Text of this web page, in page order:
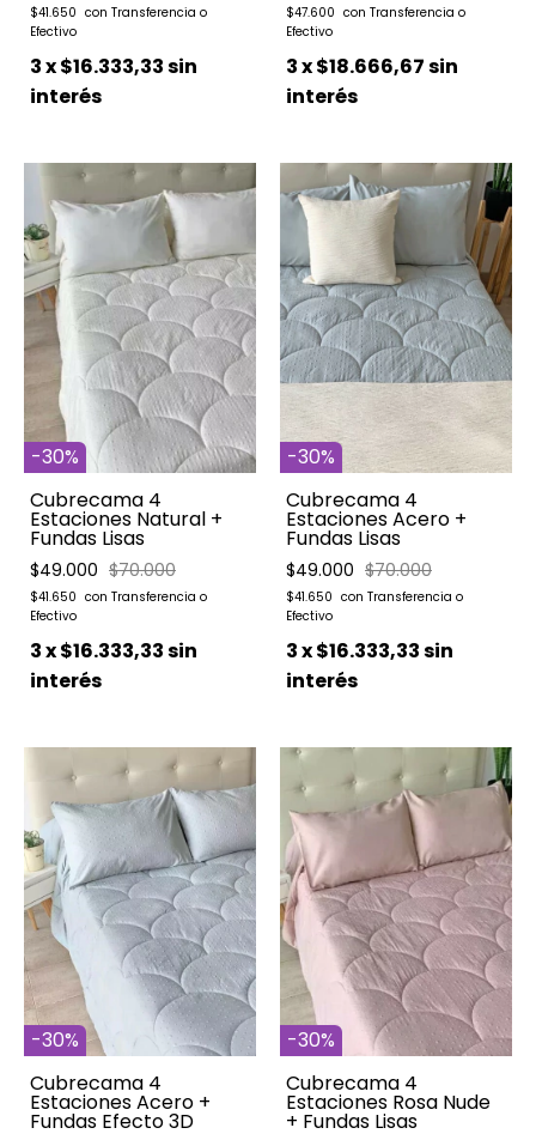
$41.650
3x$16.333,33sin
interés
$47.600
3x$18.666,67sin
interés
-30%
Cubrecama 4
Estaciones Natural +
Fundas Lisas
$49.000 $70.000
$41.650
3x$16.333,33sin
interés
-30%
Cubrecama 4
Estaciones Acero +
Fundas Lisas
$49.000 $70.000
$41.650
3x$16.333,33sin
interés
-30%
Cubrecama 4
Estaciones Acero +
Fundas Efecto 3D
-30%
Cubrecama 4
Estaciones Rosa Nude
+ Fundas Lisas